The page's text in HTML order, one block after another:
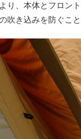
り、本体とフロン
吹き込みを防ぐこと